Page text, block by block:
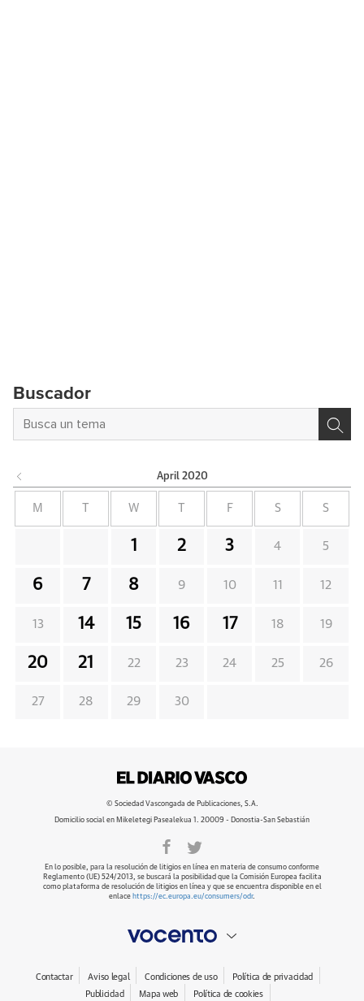
Buscador
April 2020
M W F S S
1 2 3 4 5
6 7 8 9 10 11 12
13 14 15 16 17 18 19
20 21 22 23 24 25 26
27 28 29 30
© Sociedad Vascongada de Publicaciones, S.A.
Domicilio social en Mikeletegi Pasealekua 1. 20009 - Donostia-San Sebastián
En lo posible, para la resolución de litigios en línea en materia de consumo conforme
Reglamento (UE) 524/2013, se buscará la posibilidad que la Comisión Europea facilita
como plataforma de resolución de litigios en línea y que se encuentra disponible en el
enlace https://ec.europa.eu/consumers/odr.
Contactar Aviso legal Condiciones de uso
Política de privacidad
Publicidad
Mapa web Política de cookies